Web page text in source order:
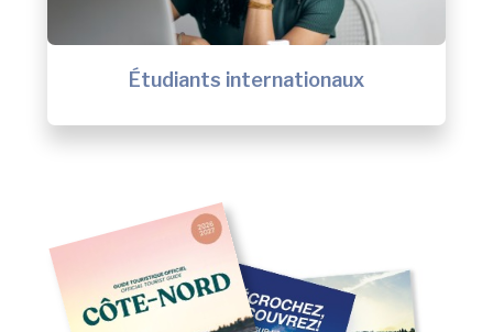
Étudiants internationaux